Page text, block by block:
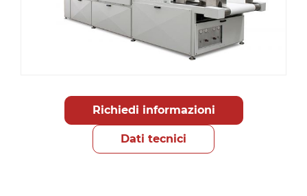
Richiedi informazioni
Dati tecnici